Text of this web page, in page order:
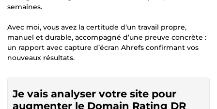
semaines.
Avec moi, vous avez la certitude d’un travail propre,
manuel et durable, accompagné d’une preuve concrète :
un rapport avec capture d’écran Ahrefs confirmant vos
nouveaux résultats.
Je vais analyser votre site pour
augmenter le Domain Rating DR